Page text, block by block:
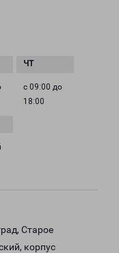
с 09:00 до
18:00
Старое
корпус